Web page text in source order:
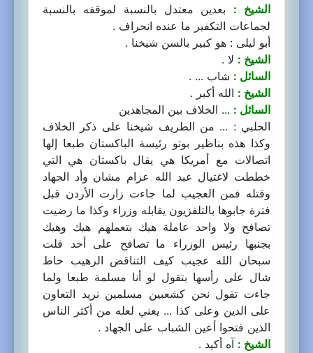
الشيخ : بعدين معتدل بالنسبة لموقفه بالنسبة
لجماعات التكفير ما عنده انحراف .
أبو ليلى : هو كبير بالسن شيخنا .
الشيخ : لا .
السائل : شاب ... .
الشيخ : الله أكبر .
السائل : ... الخلاف بين المجاهدين
الحلبي : ... من الطريف شيخنا على ذكر الخلاف
وكذا هذه بناظير بوتو رئيسة الباكستان طبعا إلها
اتصالات مع أمريكا هي يقال باكستان هي التي
خططت لاغتيال عبد الله عزام مشان وأد الجهاد
وقتله فمن العجيب لما جاءت زارت الأردن قبل
فترة جابوها بالتلفزيون يقابله وزراء وكذا ما رضيت
تصافح ولا واحد عاملة هيك بتعملهم هيك وهيك
بجنبها رئيس الوزراء ما تصافح على أحد قلت
سبحان الله عجيب كيف التناقض الرهيب حاط
شال على رأسها بتقول لو أنا مسلمة طبعا ولما
جاءت تقول نحن كشعبين مسلمين نريد التعاون
على الدين وعلى كذا ... يعني لعله من أكثر الناس
الذين فتحوا أعين الشباب على الجهاد .
الشيخ : آه أكيد .